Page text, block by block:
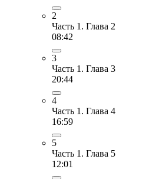
2
Часть 1. Глава 2
08:42
3
Часть 1. Глава 3
20:44
4
Часть 1. Глава 4
16:59
5
Часть 1. Глава 5
12:01